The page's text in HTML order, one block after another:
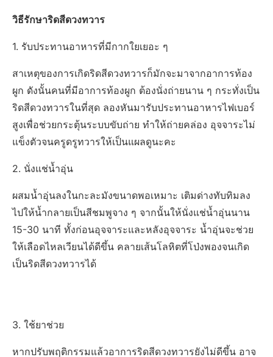
วิธีรักษาริดสีดวงทวาร
1. รับประทานอาหารที่มีกากใยเยอะ ๆ
สาเหตุของการเกิดริดสีดวงทวารก็มักจะมาจากอาการท้อง
ผูก ดังนั้นคนที่มีอาการท้องผูก ต้องนั่งถ่ายนาน ๆ กระทั่งเป็น
ริดสีดวงทวารในที่สุด ลองหันมารับประทานอาหารไฟเบอร์
สูงเพื่อช่วยกระตุ้นระบบขับถ่าย ทำให้ถ่ายคล่อง อุจจาระไม่
แข็งตัวจนครูดรูทวารให้เป็นแผลดูนะคะ
2. นั่งแช่น้ำอุ่น
ผสมน้ำอุ่นลงในกะละมังขนาดพอเหมาะ เติมด่างทับทิมลง
ไปให้น้ำกลายเป็นสีชมพูจาง ๆ จากนั้นให้นั่งแช่น้ำอุ่นนาน
15-30 นาที ทั้งก่อนอุจจาระและหลังอุจจาระ น้ำอุ่นจะช่วย
ให้เลือดไหลเวียนได้ดีขึ้น คลายเส้นโลหิตที่โป่งพองจนเกิด
เป็นริดสีดวงทวารได้
3. ใช้ยาช่วย
หากปรับพฤติกรรมแล้วอาการริดสีดวงทวารยังไม่ดีขึ้น อาจ